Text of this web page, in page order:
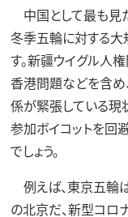
中国として最も見
冬季五輪に対する大
す。新疆ウイグル人
香港問題などを含め
係が緊張している現
参加ボイコットを回
でしょう。
例えば、東京五輪
の北京だ、新型コ